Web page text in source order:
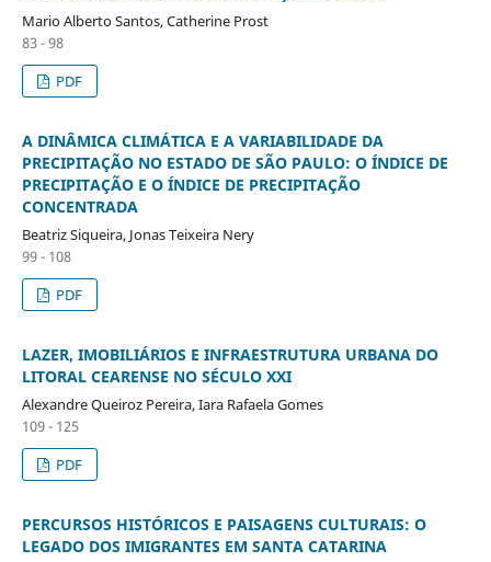
Mario Alberto Santos, Catherine Prost
83 - 98
PDF
A DINÂMICA CLIMÁTICA E A VARIABILIDADE DA
PRECIPITAÇÃO NO ESTADO DE SÃO PAULO: O ÍNDICE DE
PRECIPITAÇÃO E O ÍNDICE DE PRECIPITAÇÃO
CONCENTRADA
Beatriz Siqueira, Jonas Teixeira Nery
99 - 108
PDF
LAZER, IMOBILIÁRIOS E INFRAESTRUTURA URBANA DO
LITORAL CEARENSE NO SÉCULO XXI
Alexandre Queiroz Pereira, Iara Rafaela Gomes
109 - 125
PDF
PERCURSOS HISTÓRICOS E PAISAGENS CULTURAIS: O
LEGADO DOS IMIGRANTES EM SANTA CATARINA